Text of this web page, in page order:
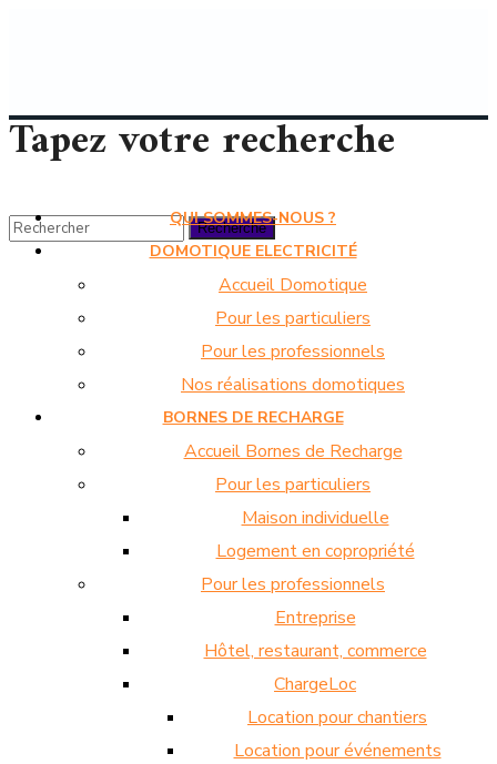
Tapez votre recherche
QUI SOMMES-NOUS ?
DOMOTIQUE ELECTRICITÉ
Accueil Domotique
Pour les particuliers
Pour les professionnels
Nos réalisations domotiques
BORNES DE RECHARGE
Accueil Bornes de Recharge
Pour les particuliers
Maison individuelle
Logement en copropriété
Pour les professionnels
Entreprise
Hôtel, restaurant, commerce
ChargeLoc
Location pour chantiers
Location pour événements